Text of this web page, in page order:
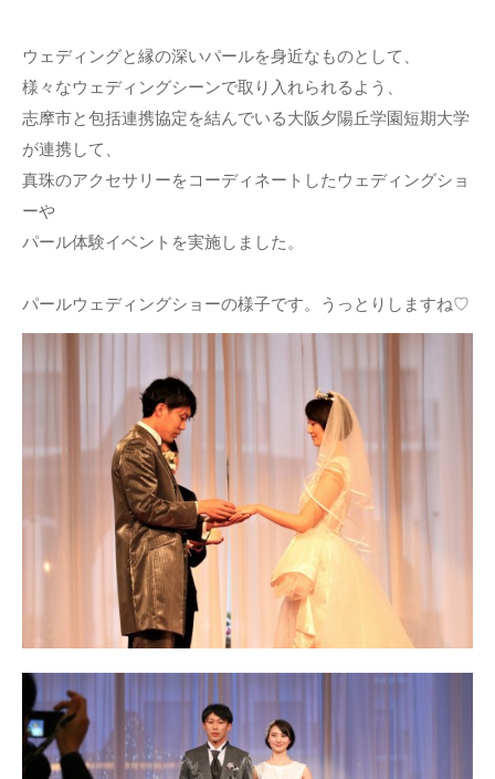
ウェディングと縁の深いパールを身近なものとして、
様々なウェディングシーンで取り入れられるよう、
志摩市と包括連携協定を結んでいる大阪夕陽丘学園短期大学
が連携して、
真珠のアクセサリーをコーディネートしたウェディングショ
ーや
パール体験イベントを実施しました。
パールウェディングショーの様子です。うっとりしますね♡